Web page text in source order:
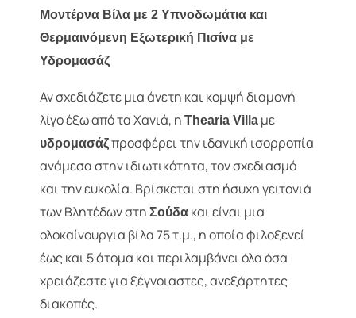
Μοντέρνα Βίλα με 2 Υπνοδωμάτια και
Θερμαινόμενη Εξωτερική Πισίνα με
Υδρομασάζ
Αν σχεδιάζετε μια άνετη και κομψή διαμονή
λίγο έξω από τα Χανιά, η Thearia Villa με
υδρομασάζπροσφέρει την ιδανική ισορροπία
ανάμεσα στην ιδιωτικότητα, τον σχεδιασμό
και την ευκολία. Βρίσκεται στη ήσυχη γειτονιά
των Βλητέδων στη Σούδα και είναι μια
ολοκαίνουργια βίλα 75 τ.μ., η οποία φιλοξενεί
έως και 5 άτομα και περιλαμβάνει όλα όσα
χρειάζεστε για ξέγνοιαστες, ανεξάρτητες
διακοπές.